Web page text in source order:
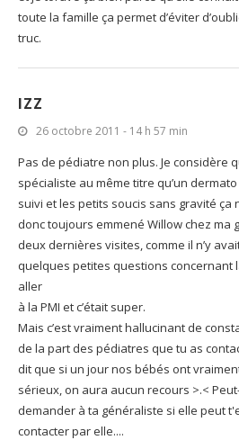
toute la famille ça permet d’éviter
truc.
IZZ
26 octobre 2011 - 14 h 57 min
Pas de pédiatre non plus. Je considère
spécialiste au même titre qu’un
suivi et les petits soucis sans gravité ça
donc toujours emmené Willow chez ma
deux dernières visites, comme il n’y
quelques petites questions concernant
aller
à la PMI et c’était super.
Mais c’est vraiment hallucinant de
de la part des pédiatres que tu as
dit que si un jour nos bébés ont
sérieux, on aura aucun recours >.<
demander à ta généraliste si elle peut
contacter par elle....